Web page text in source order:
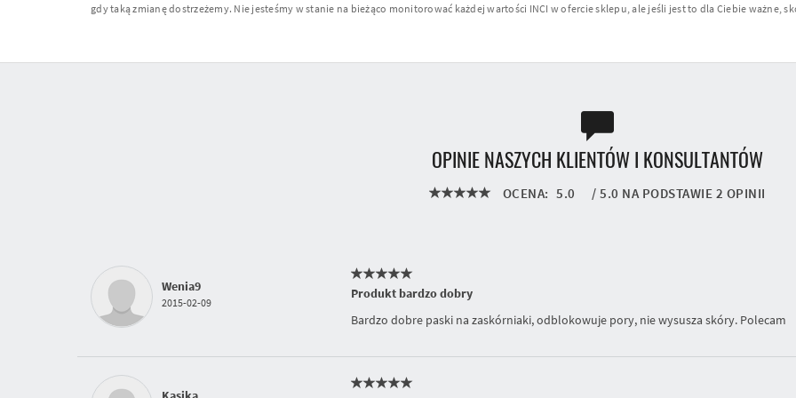
gdy taką zmianę dostrzeżemy. Nie jesteśmy w stanie na bieżąco monitorować każdej wartości INCI w ofercie sklepu, ale jeśli jest to dla Ciebie ważne,
OPINIE NASZYCH KLIENTÓW I KONSULTANTÓW
OCENA: 5.0 / 5.0 NA PODSTAWIE 2 OPINII
Wenia9
2015-02-09
Produkt bardzo dobry
Bardzo dobre paski na zaskórniaki, odblokowuje pory, nie wysusza skóry. Polecam